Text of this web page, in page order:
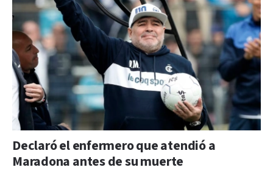
Declaró el enfermero que atendió a
Maradona antes de su muerte